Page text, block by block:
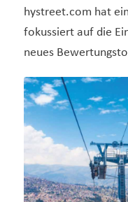
hystreet.com hat
fokussiert auf die
neues